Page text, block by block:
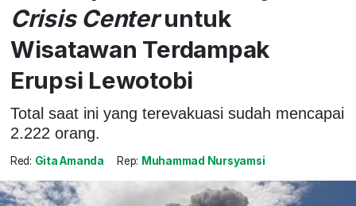
Crisis Centeruntuk
Wisatawan Terdampak
Erupsi Lewotobi
Total saat ini yang terevakuasi sudah mencapai
2.222 orang.
Red: Gita Amanda Rep: Muhammad Nursyamsi